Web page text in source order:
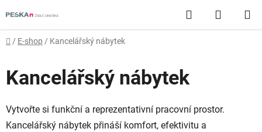
na
obsah
Hledat
KOŠÍK
Domů
/ E-shop / Kancelářský nábytek
Kancelářský nábytek
Vytvořte si funkční a reprezentativní pracovní prostor.
Kancelářský nábytek přináší komfort, efektivitu a